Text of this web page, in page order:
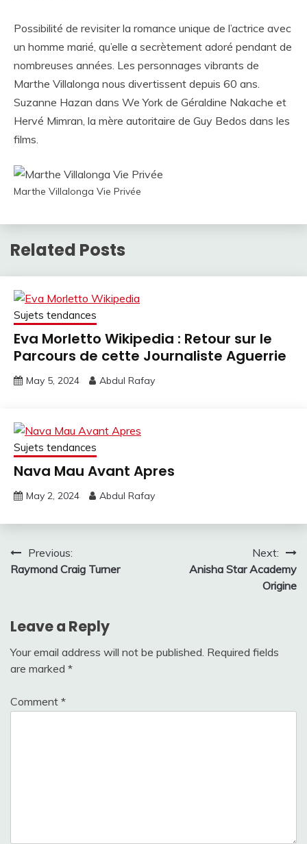
Possibilité de revisiter la romance unique de l’actrice avec
un homme marié, qu’elle a secrètement adoré pendant de
nombreuses années. Les personnages vibrants de
Marthe Villalonga nous divertissent depuis 60 ans.
Suzanne Hazan dans We York de Géraldine Nakache et
Hervé Mimran, la mère autoritaire de Guy Bedos dans les
films.
Marthe Villalonga Vie Privée
Related Posts
Sujets tendances
Eva Morletto Wikipedia : Retour sur le
Parcours de cette Journaliste Aguerrie
May 5, 2024 Abdul Rafay
Sujets tendances
Nava Mau Avant Apres
May 2, 2024 Abdul Rafay
Post
navigation
Previous:
Raymond Craig Turner
Next:
Anisha Star Academy
Origine
Leave a Reply
Your email address will not be published. Required fields
are marked *
Comment *